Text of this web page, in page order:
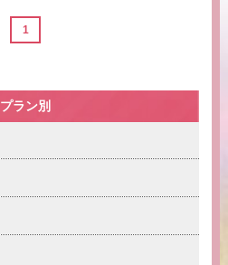
1
プラン別